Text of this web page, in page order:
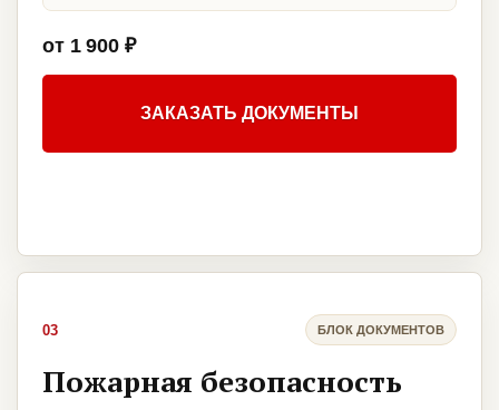
от 1 900 ₽
ЗАКАЗАТЬ ДОКУМЕНТЫ
03 БЛОК ДОКУМЕНТОВ
Пожарная безопасность